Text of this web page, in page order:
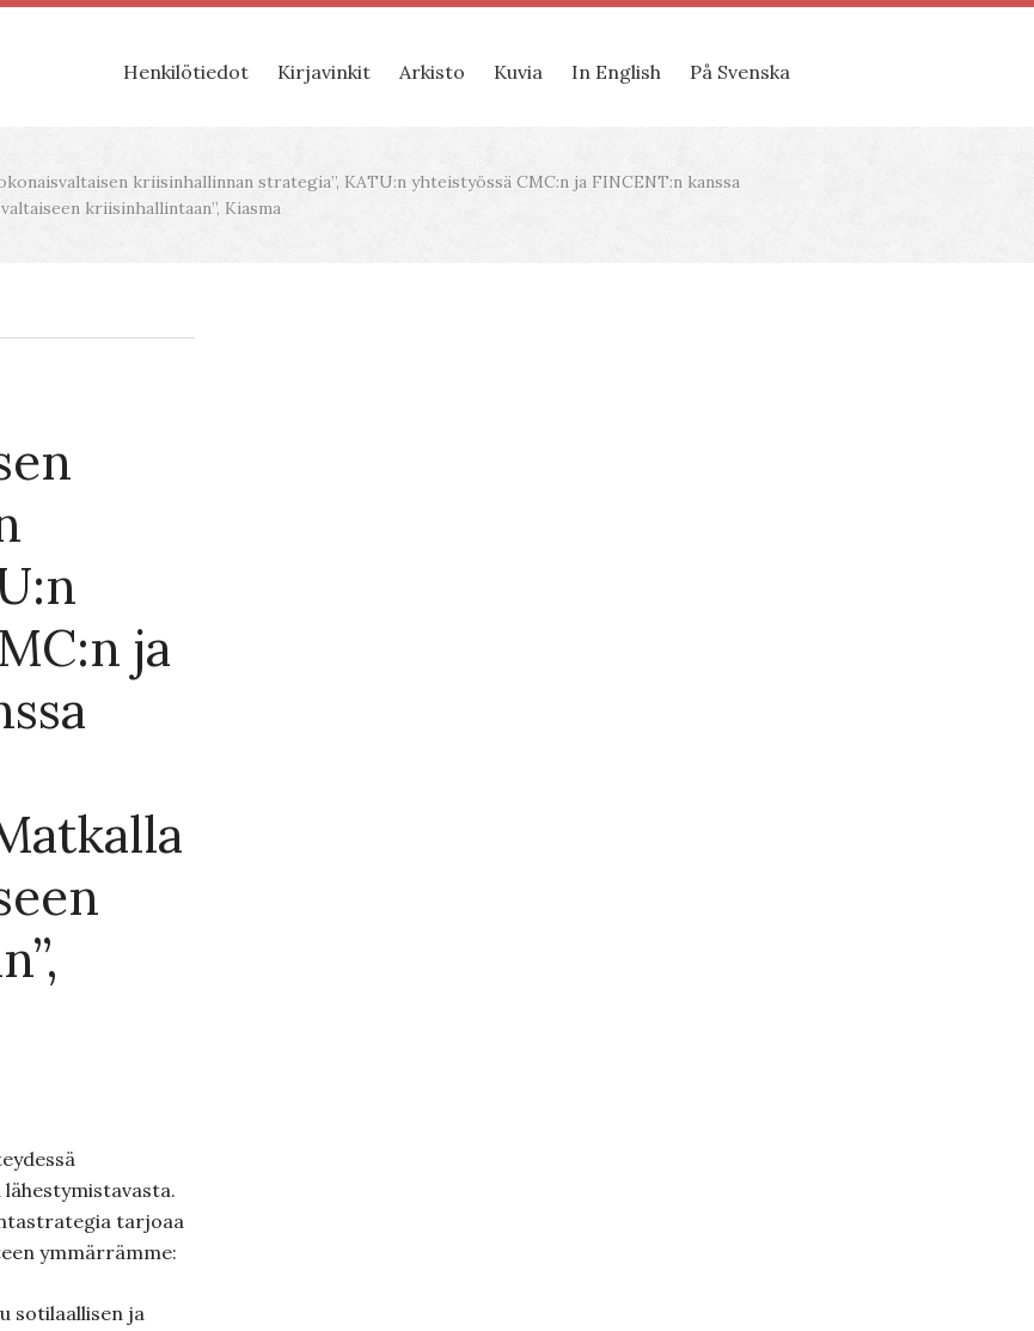
Henkilötiedot Kirjavinkit Arkisto Kuvia In English På Svenska
kriisinhallinnan strategia”, KATU:n yhteistyössä CMC:n ja FINCENT:n kanssa
kriisinhallintaan”, Kiasma
ja
tarjoaa
ymmärrämme:
sotilaallisen ja